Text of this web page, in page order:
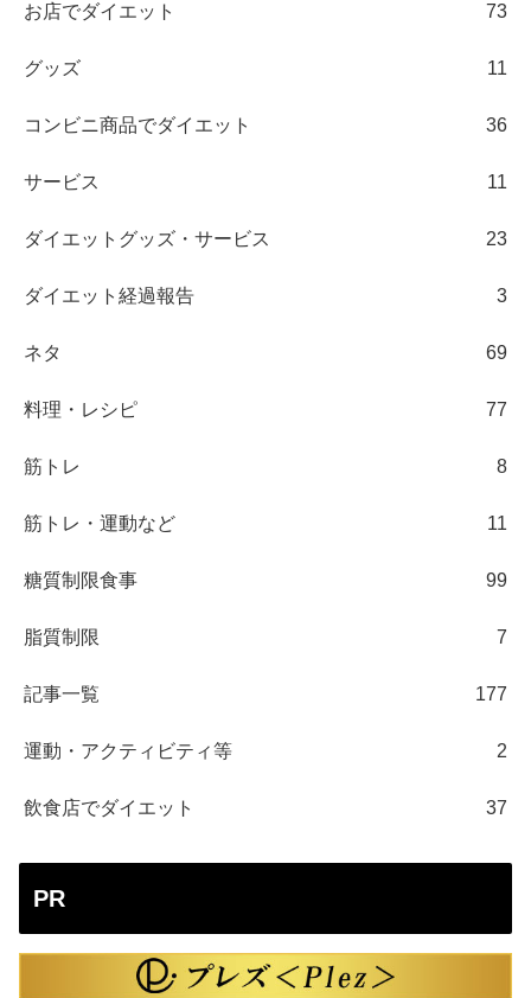
お店でダイエット 73
グッズ 11
コンビニ商品でダイエット 36
サービス 11
ダイエットグッズ・サービス 23
ダイエット経過報告 3
ネタ 69
料理・レシピ 77
筋トレ 8
筋トレ・運動など 11
糖質制限食事 99
脂質制限 7
記事一覧 177
運動・アクティビティ等 2
飲食店でダイエット 37
PR